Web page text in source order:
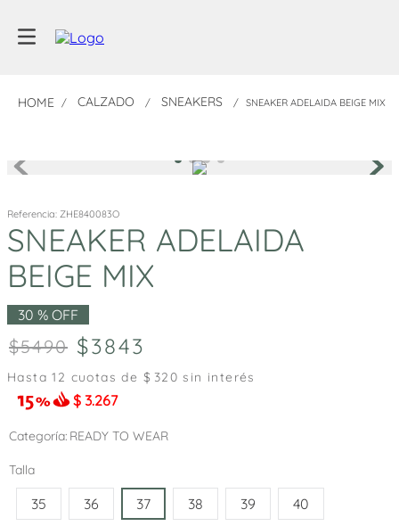
CALZADO SNEAKERS SNEAKER ADELAIDA BEIGE MIX
Referencia: ZHE840083O
SNEAKER ADELAIDA
BEIGE MIX
30 % OFF
5490 3843
Hasta12 cuotas de $ 320 sin interés
$ 3.267
Categoría READY TO WEAR
Talla
35 36 37 38 39 40